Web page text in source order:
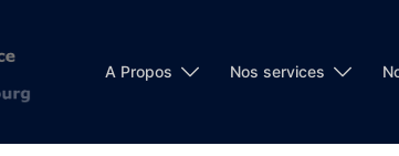
A Propos Nos services